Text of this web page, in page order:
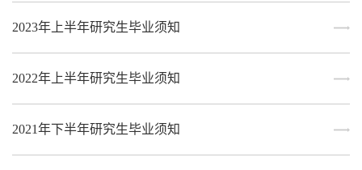
2023年上半年研究生毕业须知
2022年上半年研究生毕业须知
2021年下半年研究生毕业须知